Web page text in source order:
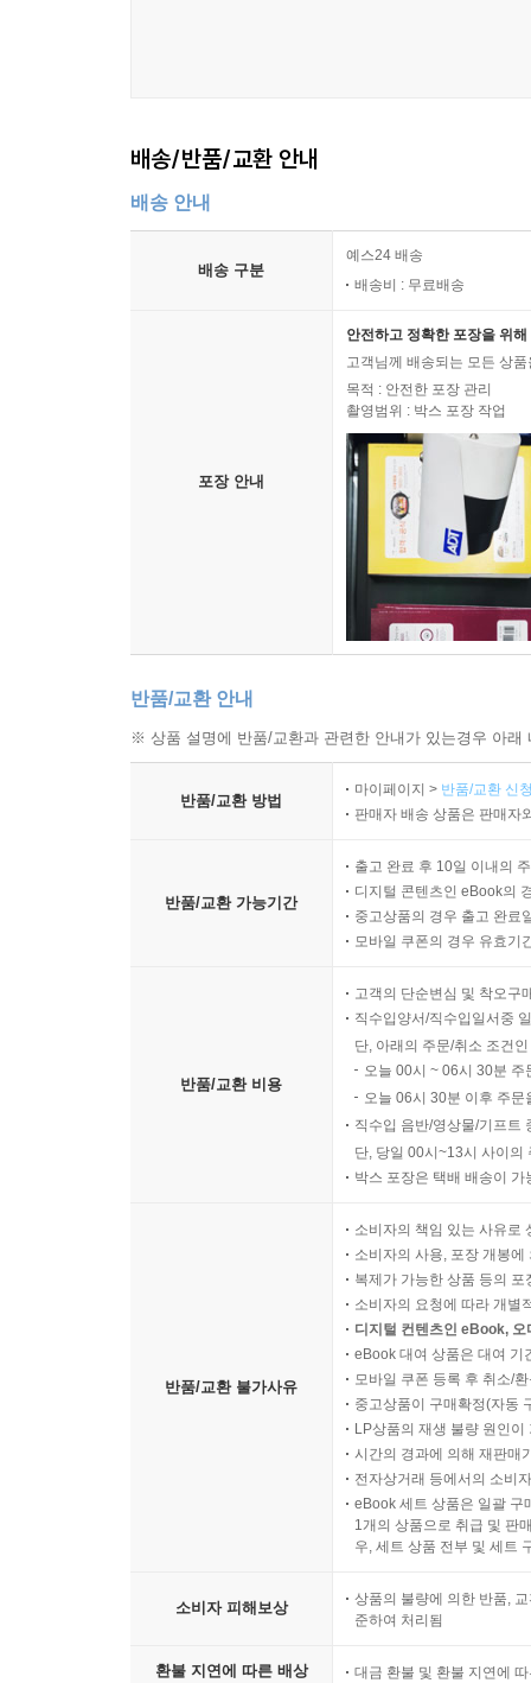
배송/반품/교환 안내
배송 안내
배송 구분
예스24 배송
배송비 : 무료배송
포장 안내
안전하고 정확한 포장을 위
고객님께 배송되는 모든 상
목적 : 안전한 포장 관리
촬영범위 : 박스 포장 작업
반품/교환 안내
※ 상품 설명에 반품/교환과 관련한 안내가 있는경우 아
반품/교환 방법
마이페이지 > 반품/교환 신
판매자 배송 상품은 판매자
반품/교환 가능기간
출고 완료 후 10일 이내의
디지털 콘텐츠인 eBook의
중고상품의 경우 출고 완료
모바일 쿠폰의 경우 유효기
반품/교환 비용
고객의 단순변심 및 착오구
직수입양서/직수입일서중
단, 아래의 주문/취소 조건
오늘 00시 ~ 06시 30분
오늘 06시 30분 이후 주
직수입 음반/영상물/기프트
단, 당일 00시~13시 사이의
박스 포장은 택배 배송이
반품/교환 불가사유
소비자의 책임 있는 사유로
소비자의 사용, 포장 개봉
복제가 가능한 상품 등의
소비자의 요청에 따라 개별
디지털 컨텐츠인 eBook,
eBook 대여 상품은 대여 기
모바일 쿠폰 등록 후 취소/
중고상품이 구매확정(자동
LP상품의 재생 불량 원인
시간의 경과에 의해 재판매
전자상거래 등에서의 소비
eBook 세트 상품은 일괄 구
1개의 상품으로 취급 및 판
우, 세트 상품 전부 및 세트
소비자 피해보상
상품의 불량에 의한 반품,
준하여 처리됨
환불 지연에 따른 배상 대금 환불 및 환불 지연에